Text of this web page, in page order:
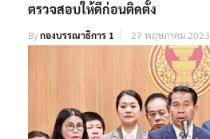
ตรวจสอบให้ดีก่อนติดตั้ง
Byกองบรรณาธิการ 1 27 พฤษภาคม 2023